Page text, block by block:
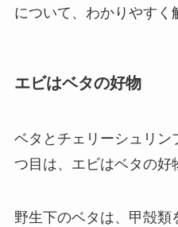
について、わかりやすく
エビはベタの好物
ベタとチェリーシュリン
つ目は、エビはベタの好
野生下のベタは、甲殻類